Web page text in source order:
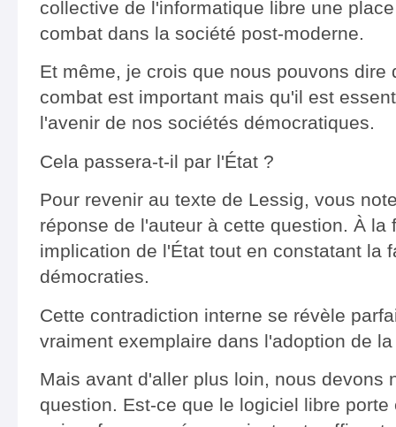
collective de l'informatique libre une
combat dans la société post-moderne.
Et même, je crois que nous pouvons dire
combat est important mais qu'il est
l'avenir de nos sociétés démocratiques.
Cela passera-t-il par l'État ?
Pour revenir au texte de Lessig, vous
réponse de l'auteur à cette question. À la
implication de l'État tout en constatant la
démocraties.
Cette contradiction interne se révèle
vraiment exemplaire dans l'adoption de
Mais avant d'aller plus loin, nous devons
question. Est-ce que le logiciel libre